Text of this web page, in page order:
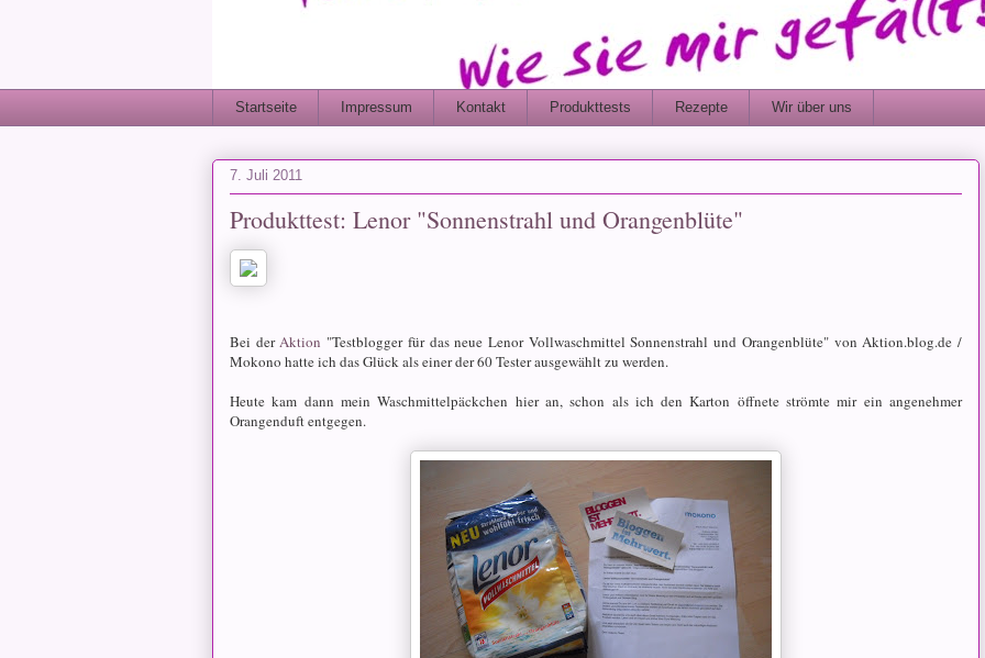
Startseite Impressum Kontakt Produkttests Rezepte Wir über uns
7. Juli 2011
Produkttest: Lenor "Sonnenstrahl und Orangenblüte"
Bei der Aktion "Testblogger für das neue Lenor Vollwaschmittel Sonnenstrahl und Orangenblüte" von Aktion.blog.de /
Mokono hatte ich das Glück als einer der 60 Tester ausgewählt zu werden.
Heute kam dann mein Waschmittelpäckchen hier an, schon als ich den Karton öffnete strömte mir ein angenehmer
Orangenduft entgegen.